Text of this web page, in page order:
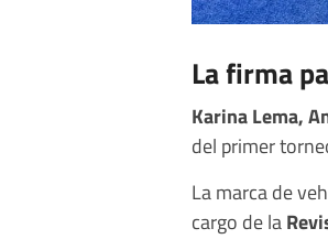
La firma
Karina Lema,
del primer
La marca de
cargo de la